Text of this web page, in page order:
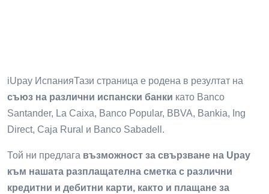
iUpay ИспанияТази страница е родена в резултат на
съюз на различни испански банки като Banco
Santander, La Caixa, Banco Popular, BBVA, Bankia, Ing
Direct, Caja Rural и Banco Sabadell.
Той ни предлага възможност за свързване на Upay
към нашата разплащателна сметка с различни
кредитни и дебитни карти, както и плащане за